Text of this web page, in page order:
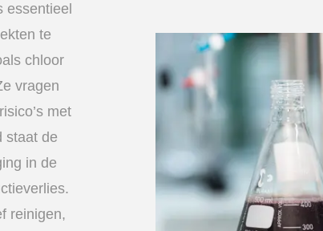
te
chloor
vragen
met
staat de
in de
reinigen,